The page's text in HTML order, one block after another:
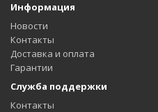
Информация
Новости
Контакты
Доставка и оплата
Гарантии
Служба поддержки
Контакты